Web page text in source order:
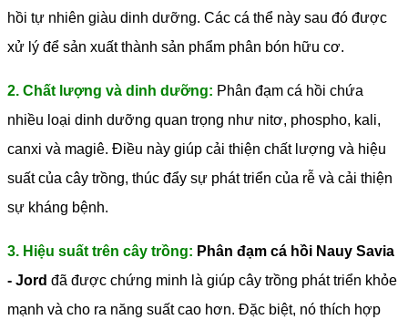
hồi tự nhiên giàu dinh dưỡng. Các cá thể này sau đó được
xử lý để sản xuất thành sản phẩm phân bón hữu cơ.
2. Chất lượng và dinh dưỡng: Phân đạm cá hồi chứa
nhiều loại dinh dưỡng quan trọng như nitơ, phospho, kali,
canxi và magiê. Điều này giúp cải thiện chất lượng và hiệu
suất của cây trồng, thúc đẩy sự phát triển của rễ và cải thiện
sự kháng bệnh.
3. Hiệu suất trên cây trồng: Phân đạm cá hồi Nauy Savia
- Jord đã được chứng minh là giúp cây trồng phát triển khỏe
mạnh và cho ra năng suất cao hơn. Đặc biệt, nó thích hợp